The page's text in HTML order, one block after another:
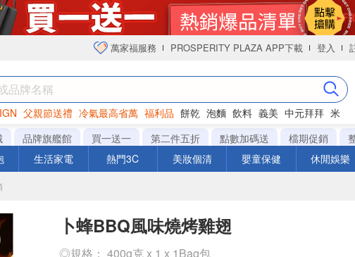
萬家福服務 PROSPERITY PLAZA APP下載 登入
父親節送禮 冷氣最高省萬 福利品 餅乾 泡麵 飲料 義美 中元拜拜 米
衛生紙
品牌旗艦館 買一送一 第二件五折 點數加碼送 檔期促銷
生活家電 熱門3C 美妝個清 嬰童保健 休閒娛樂
卜蜂BBQ風味燒烤雞翅
◎規格： 400g克 x 1 x 1Bag包